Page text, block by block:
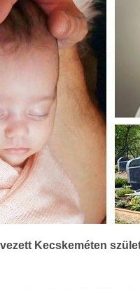
Kecskeméten